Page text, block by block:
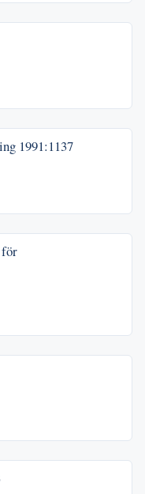
1991:1137